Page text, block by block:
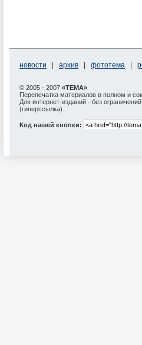
новости архив фототема
© 2005 - 2007 «ТЕМА»
Перепечатка материалов в полном и
Для интернет-изданий - без
(гиперссылка).
Код нашей кнопки: